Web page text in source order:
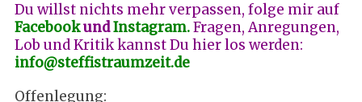
Du willst nichts mehr verpassen, folge mir auf
FacebookundInstagram.Fragen, Anregungen,
Lob und Kritik kannst Du hier los werden:
info@steffistraumzeit.de
Offenlegung: